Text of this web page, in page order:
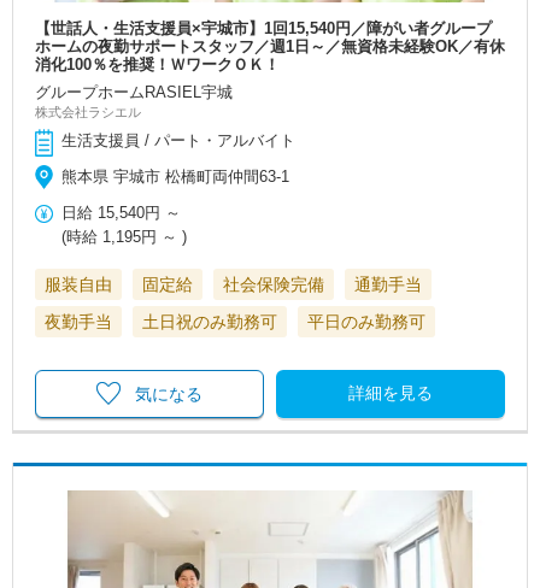
【世話人・生活支援員×宇城市】1回15,540円／障がい者グループ
ホームの夜勤サポートスタッフ／週1日～／無資格未経験OK／有休
消化100％を推奨！ＷワークＯＫ！
グループホームRASIEL宇城
株式会社ラシエル
生活支援員 / パート・アルバイト
熊本県 宇城市 松橋町両仲間63-1
日給 15,540円 ～
(時給 1,195円 ～ )
服装自由 固定給 社会保険完備
通勤手当
夜勤手当
土日祝のみ勤務可 平日のみ勤務可
詳細を見る
気になる